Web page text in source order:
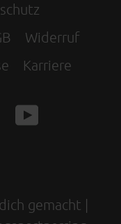
Widerruf
Karriere
gemacht |